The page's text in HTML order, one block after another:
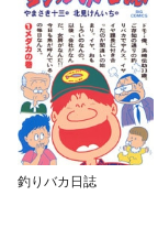
釣りバカ日誌